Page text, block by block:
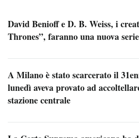
David Benioff e D. B. Weiss, i
Thrones”, faranno una nuova
A Milano è stato scarcerato il
lunedì aveva provato ad
stazione centrale